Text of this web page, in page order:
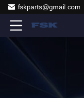
fskparts@gmail.com